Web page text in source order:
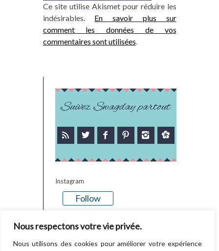
Nous respectons votre vie privée.
Nous utilisons des cookies pour améliorer votre expérience
Ce site utilise Akismet pour réduire les
indésirables. En savoir plus sur
comment les données de vos
commentaires sont utilisées.
Suivez Swagday partout
Instagram
Follow